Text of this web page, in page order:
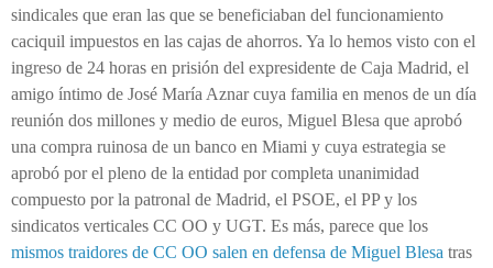
sindicales que eran las que se beneficiaban del funcionamiento
caciquil impuestos en las cajas de ahorros. Ya lo hemos visto con el
ingreso de 24 horas en prisión del expresidente de Caja Madrid, el
amigo íntimo de José María Aznar cuya familia en menos de un día
reunión dos millones y medio de euros, Miguel Blesa que aprobó
una compra ruinosa de un banco en Miami y cuya estrategia se
aprobó por el pleno de la entidad por completa unanimidad
compuesto por la patronal de Madrid, el PSOE, el PP y los
sindicatos verticales CC OO y UGT. Es más, parece que los
mismos traidores de CC OO salen en defensa de Miguel Blesa tras